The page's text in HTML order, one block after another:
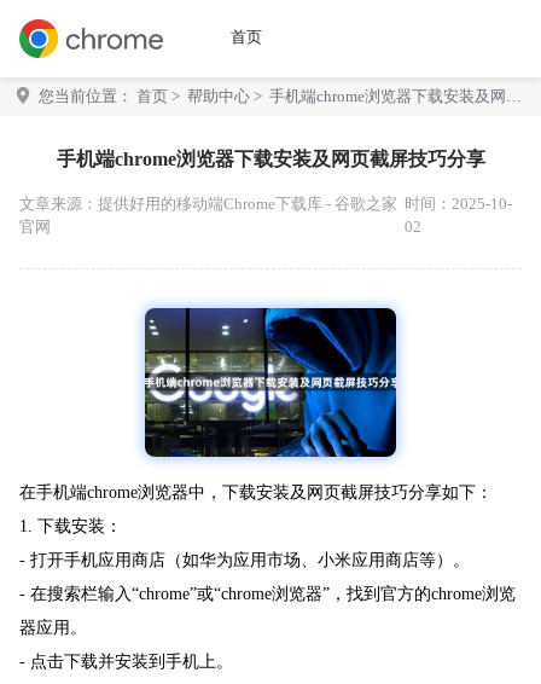
首页
您当前位置： 首页 > 帮助中心 > 手机端chrome浏览器下载安装及网页
手机端chrome浏览器下载安装及网页截屏技巧分享
文章来源： 提供好用的移动端Chrome下载库 - 谷歌之家
官网
时间：2025-10-
02
在手机端chrome浏览器中，下载安装及网页截屏技巧分享如下：
1. 下载安装：
- 打开手机应用商店（如华为应用市场、小米应用商店等）。
- 在搜索栏输入“chrome”或“chrome浏览器”，找到官方的chrome浏览
器应用。
- 点击下载并安装到手机上。